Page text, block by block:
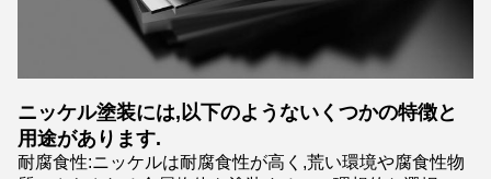
ニッケル塗装には,以下のようないくつかの特徴と
用途があります.
耐腐食性:ニッケルは耐腐食性が高く,荒い環境や腐食性物